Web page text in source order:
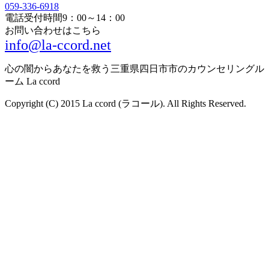
059-336-6918
電話受付時間9：00～14：00
お問い合わせはこちら
info@la-ccord.net
心の闇からあなたを救う三重県四日市市のカウンセリングル
ーム La ccord
Copyright (C) 2015 La ccord (ラコール). All Rights Reserved.